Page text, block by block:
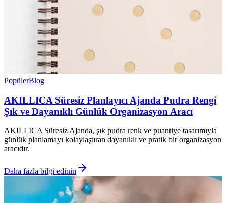
PopülerBlog
AKILLICA Süresiz Planlayıcı Ajanda Pudra Rengi
Şık ve Dayanıklı Günlük Organizasyon Aracı
AKILLICA Süresiz Ajanda, şık pudra renk ve puantiye tasarımıyla
günlük planlamayı kolaylaştıran dayanıklı ve pratik bir organizasyon
aracıdır.
Daha fazla bilgi edinin